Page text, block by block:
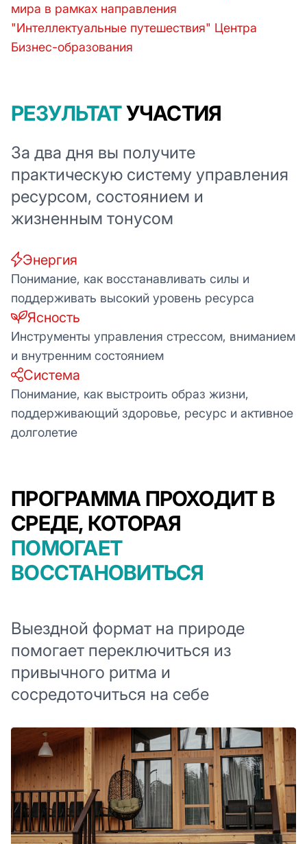
мира в рамках направления
"Интеллектуальные путешествия" Центра
Бизнес-образования
РЕЗУЛЬТАТУЧАСТИЯ
За два дня вы получите
практическую систему управления
ресурсом, состоянием и
жизненным тонусом
Энергия
Понимание, как восстанавливать силы и
поддерживать высокий уровень ресурса
Ясность
Инструменты управления стрессом, вниманием
и внутренним состоянием
Система
Понимание, как выстроить образ жизни,
поддерживающий здоровье, ресурс и активное
долголетие
ПРОГРАММА ПРОХОДИТ В
СРЕДЕ, КОТОРАЯ
ПОМОГАЕТ
ВОССТАНОВИТЬСЯ
Выездной формат на природе
помогает переключиться из
привычного ритма и
сосредоточиться на себе